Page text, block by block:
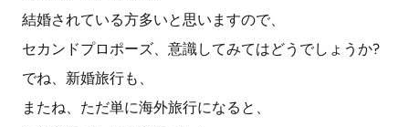
結婚されている方多いと思いますので、
セカンドプロポーズ、意識してみてはどうでしょうか?
でね、新婚旅行も、
またね、ただ単に海外旅行になると、